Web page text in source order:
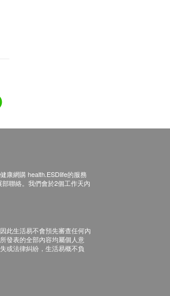
康網購 health.ESDlife的服務
聯絡。我們會於2個工作天內
此生活易不會預先審查任何內
發表的全部內容均屬個人意
或法律糾紛，生活易概不負